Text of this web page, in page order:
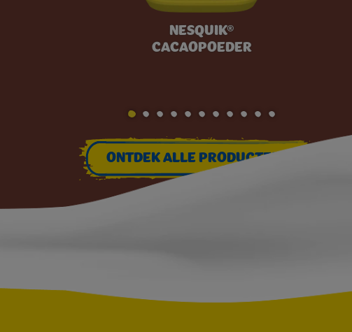
NESQUIK®
CACAOPOEDER
ONTDEK ALLE PRODUCTEN